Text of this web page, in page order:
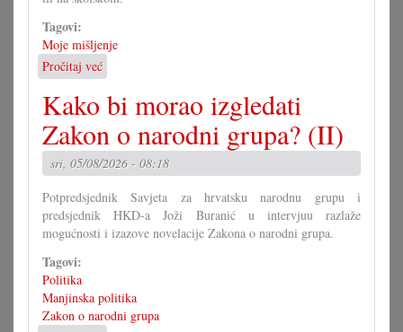
Tagovi:
Moje mišljenje
Pročitaj već
Ča
se
moremo
naučiti
od
Mirka
Berlakovića?
Kako bi morao izgledati
Zakon o narodni grupa? (II)
sri, 05/08/2026 - 08:18
Potpredsjednik Savjeta za hrvatsku narodnu grupu i
predsjednik HKD-a Joži Buranić u intervjuu razlaže
mogućnosti i izazove novelacije Zakona o narodni grupa.
Tagovi:
Politika
Manjinska politika
Zakon o narodni grupa